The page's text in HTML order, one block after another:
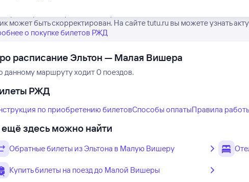
время отправления и прибытия поездов дальнего
может быть скорректирован. На сайте tutu.ru вы можете узнать
о покупке билетов РЖД
расписание Эльтон — Малая Вишера
данному маршруту ходит 0 поездов.
РЖД
по приобретению билетовСпособы оплатыПравила
здесь можно найти
Обратные билеты из Эльтона в Малую Вишеру
Купить билеты на поезд до Малой Вишеры